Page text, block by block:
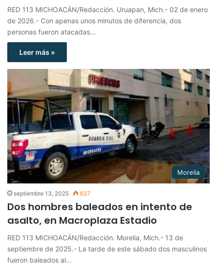
RED 113 MICHOACÁN/Redacción. Uruapan, Mich.- 02 de enero
de 2026.- Con apenas unos minutos de diferencia, dos
personas fueron atacadas…
Leer más »
Morelia
septiembre 13, 2025 637
Dos hombres baleados en intento de
asalto, en Macroplaza Estadio
RED 113 MICHOACÁN/Redacción. Morelia, Mich.- 13 de
septiembre de 2025.- La tarde de este sábado dos masculinos
fueron baleados al…